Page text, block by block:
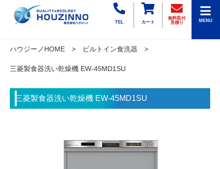
TEL カート
無料取付
見積り
MENU
ハウジーノHOME ビルトイン食洗器
三菱製食器洗い乾燥機 EW-45MD1SU
三菱製食器洗い乾燥機 EW-45MD1SU